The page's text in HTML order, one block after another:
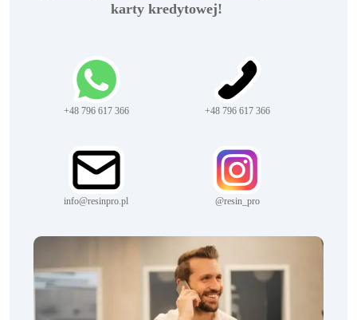
karty kredytowej!
+48 796 617 366 +48 796 617 366
info@resinpro.pl @resin_pro